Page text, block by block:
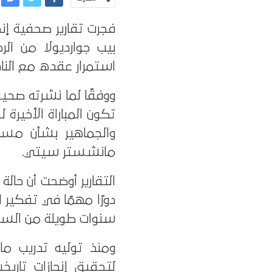
فجرت تقارير صحفية
بيب جوارديولا من
استمرار عقده مع
ووفقًا لما نشرته
تكون المباراة
والجماهير بشأن
مانشستر سيتي.
التقارير أوضحت أن
دورًا مهمًا في تفكير
سنوات طويلة من
لتحقيق إنجازات